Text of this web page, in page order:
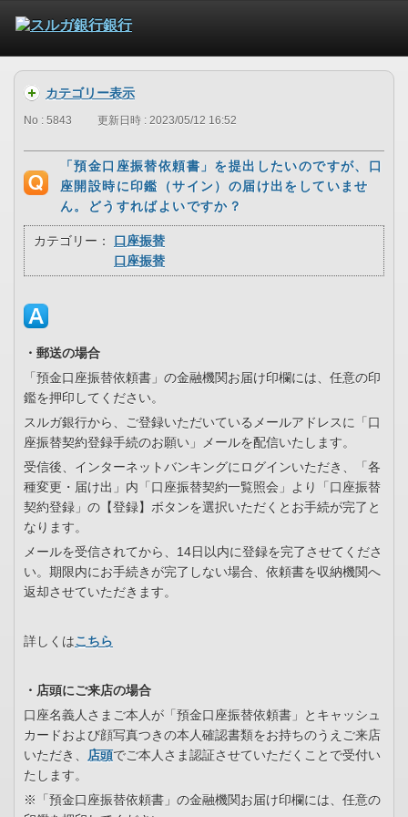
カテゴリー表示
No : 5843 更新日時 : 2023/05/12 16:52
「預金口座振替依頼書」を提出したいのですが、口
座開設時に印鑑（サイン）の届け出をしていませ
ん。どうすればよいですか？
カテゴリー：
口座振替
口座振替
・郵送の場合
「預金口座振替依頼書」の金融機関お届け印欄には、任意の印
鑑を押印してください。
スルガ銀行から、ご登録いただいているメールアドレスに「口
座振替契約登録手続のお願い」メールを配信いたします。
受信後、インターネットバンキングにログインいただき、「各
種変更・届け出」内「口座振替契約一覧照会」より「口座振替
契約登録」の【登録】ボタンを選択いただくとお手続が完了と
なります。
メールを受信されてから、14日以内に登録を完了させてくださ
い。期限内にお手続きが完了しない場合、依頼書を収納機関へ
返却させていただきます。
詳しくはこちら
・店頭にご来店の場合
口座名義人さまご本人が「預金口座振替依頼書」とキャッシュ
カードおよび顔写真つきの本人確認書類をお持ちのうえご来店
いただき、 店頭でご本人さま認証させていただくことで受付い
たします。
※「預金口座振替依頼書」の金融機関お届け印欄には、任意の